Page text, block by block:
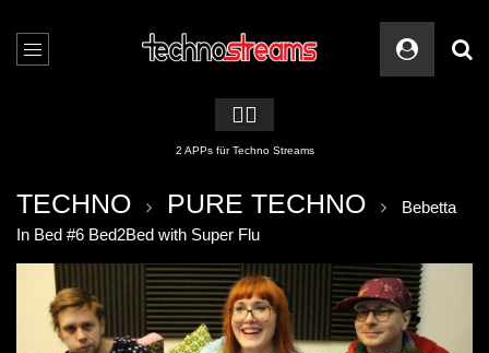
🏳️‍🌈
2 APPs für Techno Streams
TECHNO PURE TECHNO
Bebetta
In Bed #6 Bed2Bed with Super Flu